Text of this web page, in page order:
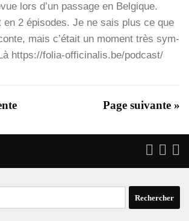
lors d’un pas­sage en Bel­gique.
en 2 épi­sodes. Je ne sais plus ce que
mais c’é­tait un moment très sym­
https://folia-officinalis.be/podcast/
Page suivante »